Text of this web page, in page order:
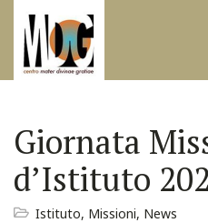
Giornata
d’Istituto
Istituto, Missioni, News